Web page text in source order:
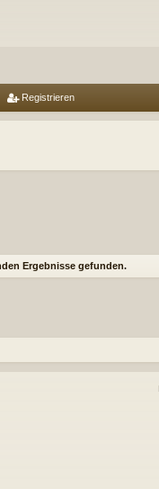
Registrieren
Ergebnisse gefunden.